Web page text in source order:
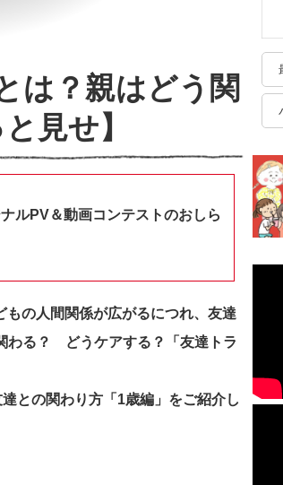
は？親はどう関
見せ】
ルPV＆動画コンテストのおしら
の人間関係が広がるにつれ、友達
わる？ どうケアする？「友達トラ
との関わり方「1歳編」をご紹介し